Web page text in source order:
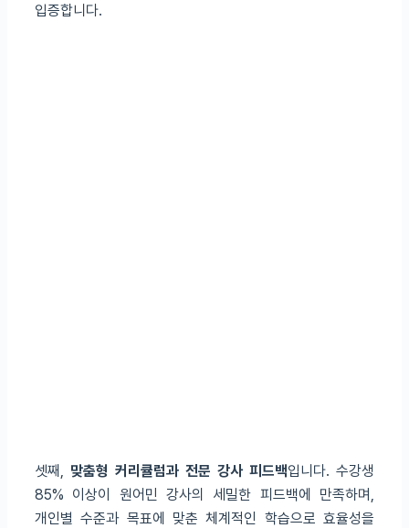
입증합니다.
셋째, 맞춤형 커리큘럼과 전문 강사 피드백입니다. 수강생
85% 이상이 원어민 강사의 세밀한 피드백에 만족하며,
개인별 수준과 목표에 맞춘 체계적인 학습으로 효율성을